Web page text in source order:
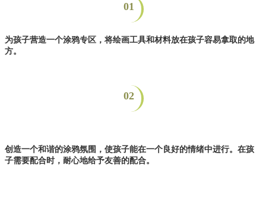
01
为孩子营造一个涂鸦专区，将绘画工具和材料放在孩子容易拿取的地
方。
02
创造一个和谐的涂鸦氛围，使孩子能在一个良好的情绪中进行。在孩
子需要配合时，耐心地给予友善的配合。